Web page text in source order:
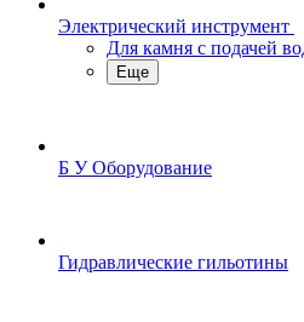
Электрический инструмент
Для камня с подачей
Еще
Б У Оборудование
Гидравлические гильотины